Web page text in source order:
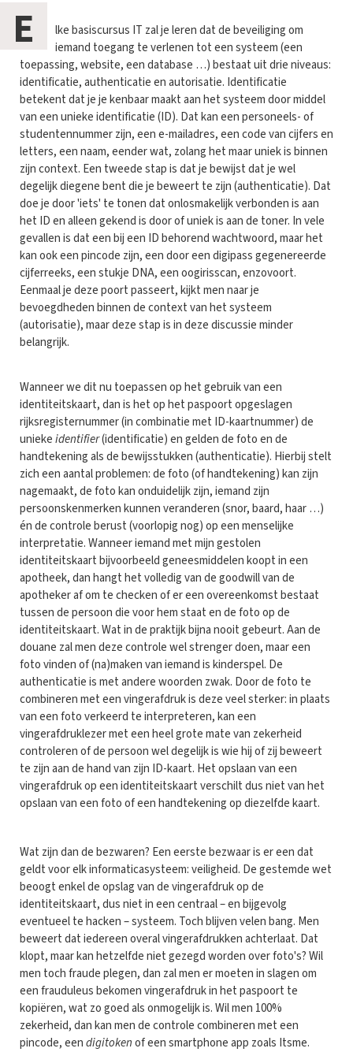
E
lke basiscursus IT zal je leren dat de beveiliging om
iemand toegang te verlenen tot een systeem (een
toepassing, website, een database …) bestaat uit drie niveaus:
identificatie, authenticatie en autorisatie. Identificatie
betekent dat je je kenbaar maakt aan het systeem door middel
van een unieke identificatie (ID). Dat kan een personeels- of
studentennummer zijn, een e-mailadres, een code van cijfers en
letters, een naam, eender wat, zolang het maar uniek is binnen
zijn context. Een tweede stap is dat je bewijst dat je wel
degelijk diegene bent die je beweert te zijn (authenticatie). Dat
doe je door 'iets' te tonen dat onlosmakelijk verbonden is aan
het ID en alleen gekend is door of uniek is aan de toner. In vele
gevallen is dat een bij een ID behorend wachtwoord, maar het
kan ook een pincode zijn, een door een digipass gegenereerde
cijferreeks, een stukje DNA, een oogirisscan, enzovoort.
Eenmaal je deze poort passeert, kijkt men naar je
bevoegdheden binnen de context van het systeem
(autorisatie), maar deze stap is in deze discussie minder
belangrijk.
Wanneer we dit nu toepassen op het gebruik van een
identiteitskaart, dan is het op het paspoort opgeslagen
rijksregisternummer (in combinatie met ID-kaartnummer) de
uniekeidentifier(identificatie) en gelden de foto en de
handtekening als de bewijsstukken (authenticatie). Hierbij stelt
zich een aantal problemen: de foto (of handtekening) kan zijn
nagemaakt, de foto kan onduidelijk zijn, iemand zijn
persoonskenmerken kunnen veranderen (snor, baard, haar …)
én de controle berust (voorlopig nog) op een menselijke
interpretatie. Wanneer iemand met mijn gestolen
identiteitskaart bijvoorbeeld geneesmiddelen koopt in een
apotheek, dan hangt het volledig van de goodwill van de
apotheker af om te checken of er een overeenkomst bestaat
tussen de persoon die voor hem staat en de foto op de
identiteitskaart. Wat in de praktijk bijna nooit gebeurt. Aan de
douane zal men deze controle wel strenger doen, maar een
foto vinden of (na)maken van iemand is kinderspel. De
authenticatie is met andere woorden zwak. Door de foto te
combineren met een vingerafdruk is deze veel sterker: in plaats
van een foto verkeerd te interpreteren, kan een
vingerafdruklezer met een heel grote mate van zekerheid
controleren of de persoon wel degelijk is wie hij of zij beweert
te zijn aan de hand van zijn ID-kaart. Het opslaan van een
vingerafdruk op een identiteitskaart verschilt dus niet van het
opslaan van een foto of een handtekening op diezelfde kaart.
Wat zijn dan de bezwaren? Een eerste bezwaar is er een dat
geldt voor elk informaticasysteem: veiligheid. De gestemde wet
beoogt enkel de opslag van de vingerafdruk op de
identiteitskaart, dus niet in een centraal – en bijgevolg
eventueel te hacken – systeem. Toch blijven velen bang. Men
beweert dat iedereen overal vingerafdrukken achterlaat. Dat
klopt, maar kan hetzelfde niet gezegd worden over foto's? Wil
men toch fraude plegen, dan zal men er moeten in slagen om
een frauduleus bekomen vingerafdruk in het paspoort te
kopiëren, wat zo goed als onmogelijk is. Wil men 100%
zekerheid, dan kan men de controle combineren met een
pincode, eendigitokenof een smartphone app zoals Itsme.